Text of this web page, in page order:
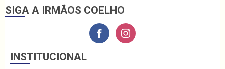
SIGA A IRMÃOS COELHO
INSTITUCIONAL